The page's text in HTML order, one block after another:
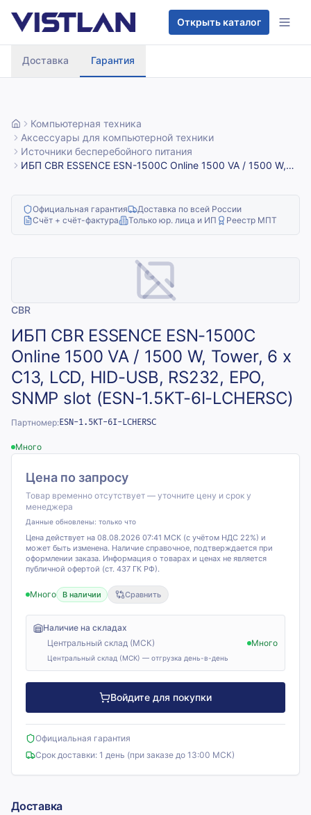
Открыть каталог
Доставка Гарантия
Компьютерная техника
Аксессуары для компьютерной техники
Источники бесперебойного питания
ИБП CBR ESSENCE ESN-1500C Online 1500 VA / 1500 W,
Официальная гарантия
Доставка по всей России
Счёт + счёт-фактура
Только юр. лица и ИП Реестр МПТ
CBR
ИБП CBR ESSENCE ESN-1500C
Online 1500 VA / 1500 W, Tower, 6 x
C13, LCD, HID-USB, RS232, EPO,
SNMP slot (ESN-1.5KT-6I-LCHERSC)
Партномер:ESN-1.5KT-6I-LCHERSC
Много
Цена по запросу
Товар временно отсутствует — уточните цену и срок у
менеджера
Данные обновлены: только что
Цена действует на 08.08.2026 07:41 МСК (с учётом НДС 22%) и
может быть изменена. Наличие справочное, подтверждается при
оформлении заказа. Информация о товарах и ценах не является
публичной офертой (ст. 437 ГК РФ).
Много В наличии Сравнить
Наличие на складах
Центральный склад (МСК)
Много
Центральный склад (МСК) — отгрузка день-в-день
Войдите для покупки
Официальная гарантия
Срок доставки: 1 день (при заказе до 13:00 МСК)
Доставка